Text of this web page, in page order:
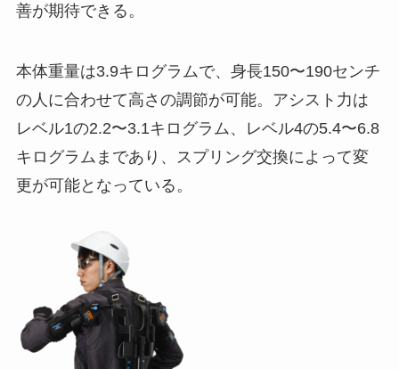
善が期待できる。
本体重量は3.9キログラムで、身長150〜190センチ
の人に合わせて高さの調節が可能。アシスト力は
レベル1の2.2〜3.1キログラム、レベル4の5.4〜6.8
キログラムまであり、スプリング交換によって変
更が可能となっている。